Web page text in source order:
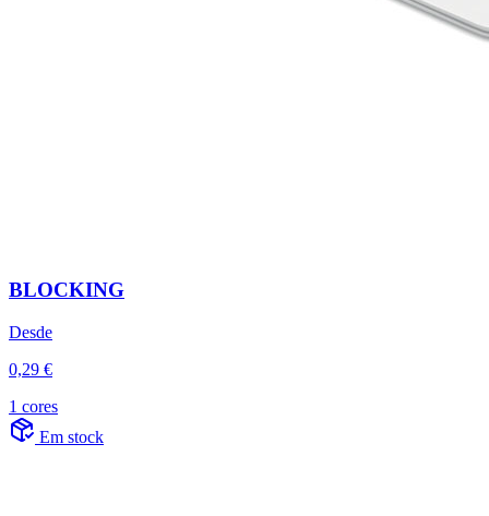
BLOCKING
Desde
0,29 €
1 cores
Em stock